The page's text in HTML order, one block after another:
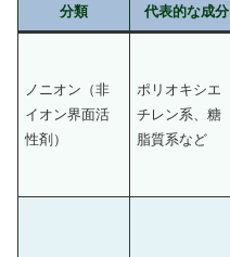
分類 代表的な成分
ノニオン（非
イオン界面活
性剤）
ポリオキシエ
チレン系、糖
脂質系など